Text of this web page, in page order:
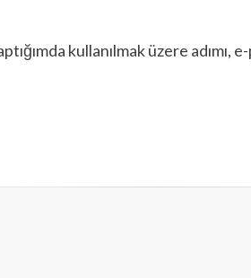
kullanılmak üzere adımı,